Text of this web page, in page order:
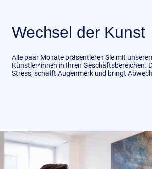
Wechsel der Kunst
Alle paar Monate präsentieren Sie mit
Künstler*innen in Ihren Geschäftsbereichen.
Stress, schafft Augenmerk und bringt